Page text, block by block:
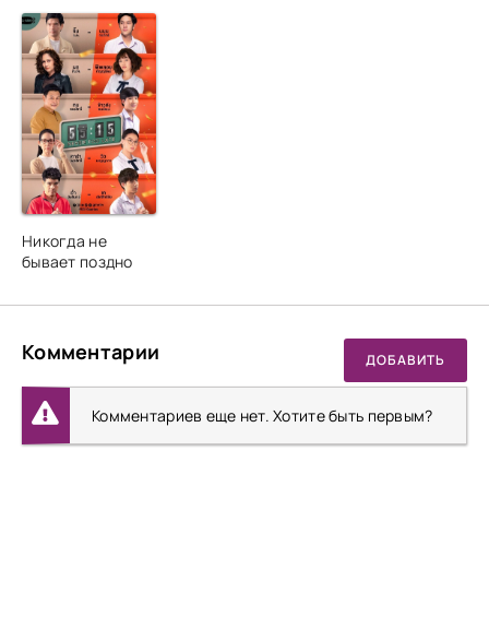
Никогда не
бывает поздно
Комментарии ДОБАВИТЬ
Комментариев еще нет. Хотите быть первым?